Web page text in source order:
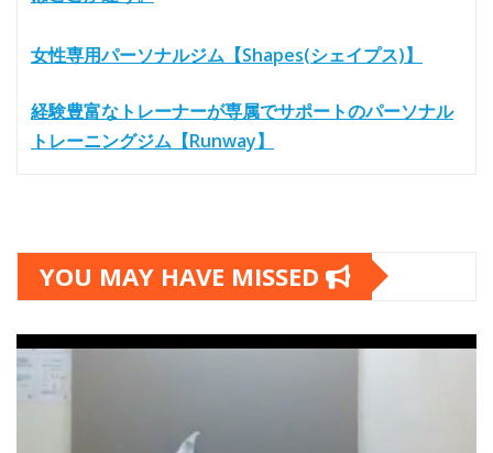
女性専用パーソナルジム【Shapes(シェイプス)】
経験豊富なトレーナーが専属でサポートのパーソナル
トレーニングジム【Runway】
YOU MAY HAVE MISSED